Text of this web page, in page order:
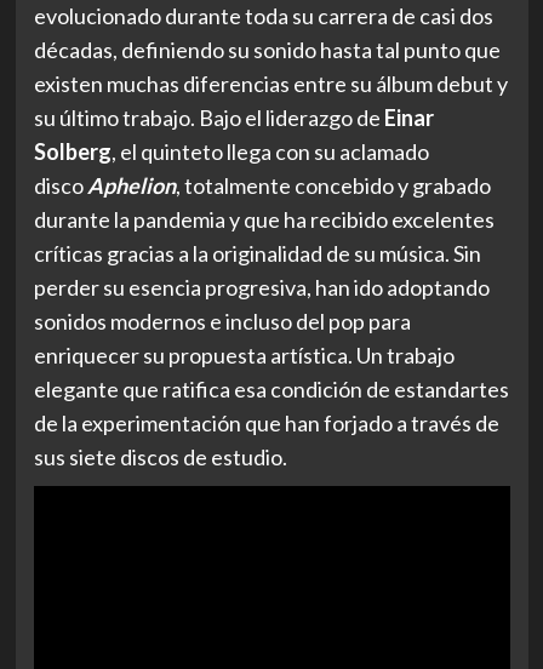
evolucionado durante toda su carrera de casi dos
décadas, definiendo su sonido hasta tal punto que
existen muchas diferencias entre su álbum debut y
su último trabajo. Bajo el liderazgo de Einar
Solberg, el quinteto llega con su aclamado
discoAphelion, totalmente concebido y grabado
durante la pandemia y que ha recibido excelentes
críticas gracias a la originalidad de su música. Sin
perder su esencia progresiva, han ido adoptando
sonidos modernos e incluso del pop para
enriquecer su propuesta artística. Un trabajo
elegante que ratifica esa condición de estandartes
de la experimentación que han forjado a través de
sus siete discos de estudio.